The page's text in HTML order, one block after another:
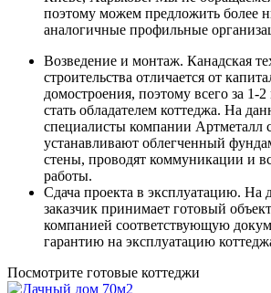
поэтому можем предложить более
аналогичные профильные
Возведение и монтаж. Канадская
строительства отличается от
домостроения, поэтому всего за 1-
стать обладателем коттеджа. На
специалисты компании Артметалл
устанавливают облегченный
стены, проводят коммуникации и
работы.
Сдача проекта в эксплуатацию. На
заказчик принимает готовый
компанией соответствующую
гарантию на эксплуатацию
Посмотрите готовые коттеджи